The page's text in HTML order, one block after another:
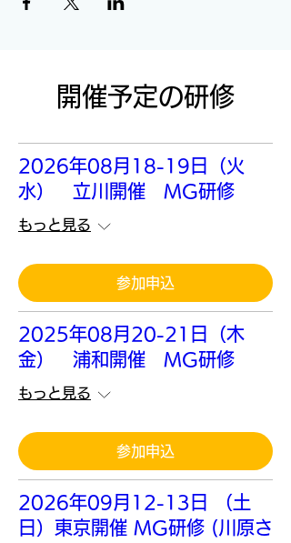
開催予定の研修
2026年08月18-19日（火
水） 立川開催 MG研修
もっと見る
参加申込
2025年08月20-21日（木
金） 浦和開催 MG研修
もっと見る
参加申込
2026年09月12-13日 （土
日）東京開催 MG研修 (川原さ